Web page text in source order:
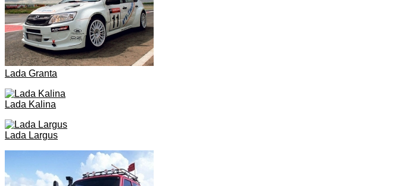
Lada Granta
Lada Kalina
Lada Largus